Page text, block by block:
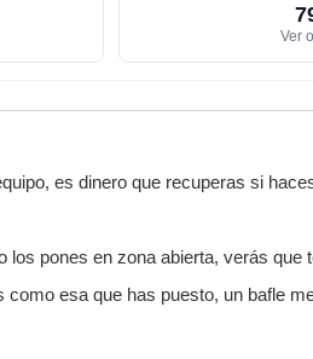
Ver
es dinero que recuperas si
pones en zona abierta, verás que
esa que has puesto, un bafle